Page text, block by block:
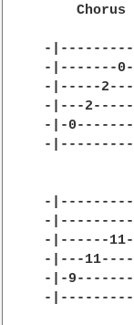
    Chorus
-
-|-------
-|-----
-|---
-|-
-
-
-|---------
-|------
-|---
-|-
-